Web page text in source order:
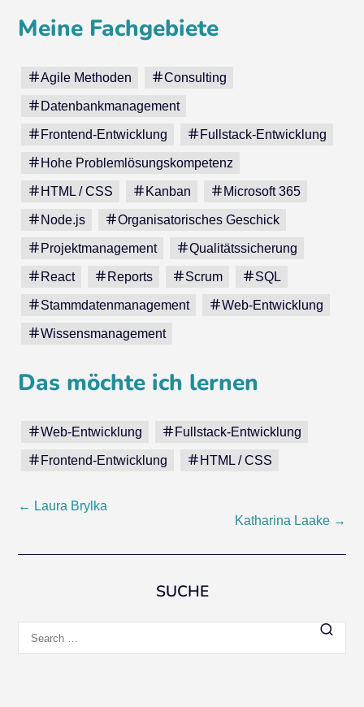
Meine Fachgebiete
Agile Methoden Consulting
Datenbankmanagement
Frontend-Entwicklung Fullstack-Entwicklung
Hohe Problemlösungskompetenz
HTML / CSS Kanban Microsoft 365
Node.js Organisatorisches Geschick
Projektmanagement Qualitätssicherung
React Reports Scrum SQL
Stammdatenmanagement Web-Entwicklung
Wissensmanagement
Das möchte ich lernen
Web-Entwicklung Fullstack-Entwicklung
Frontend-Entwicklung HTML / CSS
Post
← Laura Brylka
Katharina Laake →
SUCHE
for: